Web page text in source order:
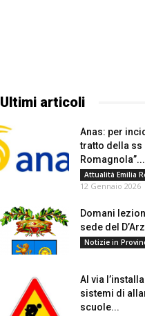
Ultimi articoli
Anas: per
tratto della ss
Romagnola”...
Attualità Emilia
12 Gennaio 2026
Domani
sede del
Notizie in
Al via
sistemi di
scuole...